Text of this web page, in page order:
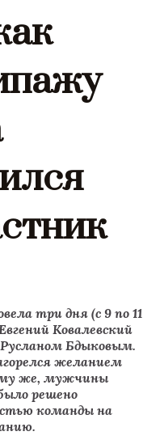
три дня (с 9 по 11
Ковалевский
Бдыковым.
желанием
же, мужчины
решено
команды на